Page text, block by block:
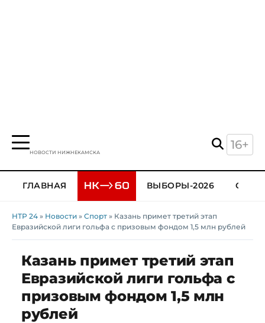
НОВОСТИ НИЖНЕКАМСКА
16+
ГЛАВНАЯ ВЫБОРЫ-2026
НТР 24 » Новости » Спорт » Казань примет третий этап
Евразийской лиги гольфа с призовым фондом 1,5 млн рублей
Казань примет третий этап
Евразийской лиги гольфа с
призовым фондом 1,5 млн
рублей